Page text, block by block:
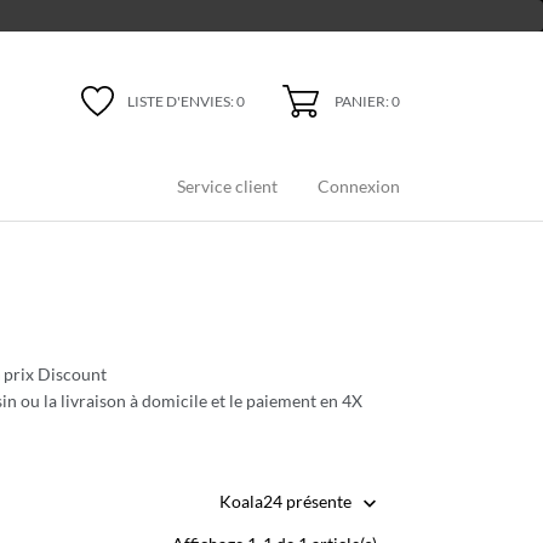
LISTE D'ENVIES:0 PANIER: 0
Service client Connexion
Discount
ou la livraison à domicile et le paiement en 4X
Koala24 présente 